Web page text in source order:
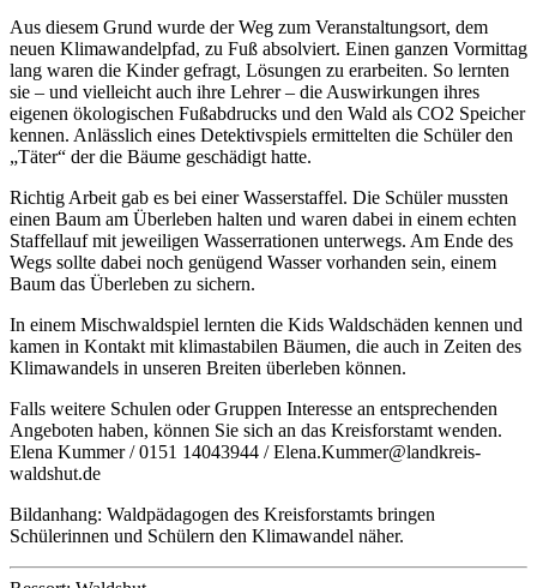
Aus diesem Grund wurde der Weg zum Veranstaltungsort, dem
neuen Klimawandelpfad, zu Fuß absolviert. Einen ganzen Vormittag
lang waren die Kinder gefragt, Lösungen zu erarbeiten. So lernten
sie – und vielleicht auch ihre Lehrer – die Auswirkungen ihres
eigenen ökologischen Fußabdrucks und den Wald als CO2 Speicher
kennen. Anlässlich eines Detektivspiels ermittelten die Schüler den
„Täter“ der die Bäume geschädigt hatte.
Richtig Arbeit gab es bei einer Wasserstaffel. Die Schüler mussten
einen Baum am Überleben halten und waren dabei in einem echten
Staffellauf mit jeweiligen Wasserrationen unterwegs. Am Ende des
Wegs sollte dabei noch genügend Wasser vorhanden sein, einem
Baum das Überleben zu sichern.
In einem Mischwaldspiel lernten die Kids Waldschäden kennen und
kamen in Kontakt mit klimastabilen Bäumen, die auch in Zeiten des
Klimawandels in unseren Breiten überleben können.
Falls weitere Schulen oder Gruppen Interesse an entsprechenden
Angeboten haben, können Sie sich an das Kreisforstamt wenden.
Elena Kummer / 0151 14043944 / Elena.Kummer@landkreis-
waldshut.de
Bildanhang: Waldpädagogen des Kreisforstamts bringen
Schülerinnen und Schülern den Klimawandel näher.